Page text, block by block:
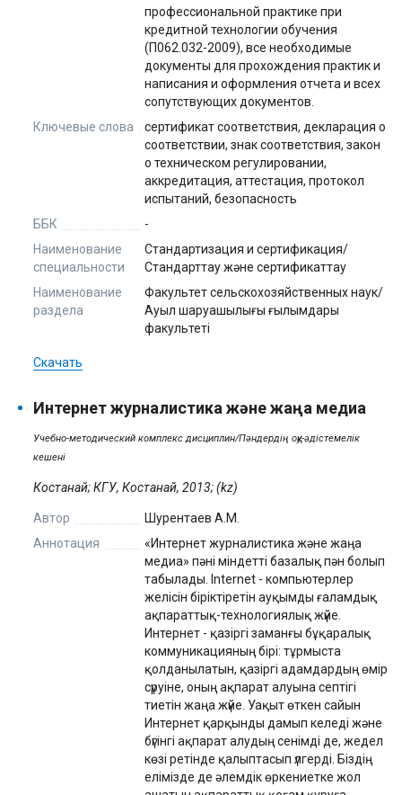
профессиональной практике при
кредитной технологии обучения
(П062.032-2009), все необходимые
документы для прохождения практик и
написания и оформления отчета и всех
сопутствующих документов.
Ключевые слова
сертификат соответствия, декларация о
соответствии, знак соответствия, закон
о техническом регулировании,
аккредитация, аттестация, протокол
испытаний, безопасность
ББК
-
Наименование
специальности
Стандартизация и сертификация/
Стандарттау және сертификаттау
Наименование
раздела
Факультет сельскохозяйственных наук/
Ауыл шаруашылығы ғылымдары
факультеті
Скачать
Интернет журналистика және жаңа медиа
Учебно-методический комплекс дисциплин/Пәндердің оқу-әдістемелік
кешені
Костанай; КГУ, Костанай, 2013; (kz)
Автор
Шурентаев А.М.
Аннотация
«Интернет журналистика және жаңа
медиа» пәні міндетті базалық пән болып
табылады. Internet - компьютерлер
желісін біріктіретін ауқымды ғаламдық
ақпараттық-технологиялық жүйе.
Интернет - қазіргі заманғы бұқаралық
коммуникацияның бірі: тұрмыста
қолданылатын, қазіргі адамдардың өмір
сүруіне, оның ақпарат алуына септігі
тиетін жаңа жүйе. Уақыт өткен сайын
Интернет қарқынды дамып келеді және
бүгінгі ақпарат алудың сенімді де, жедел
көзі ретінде қалыптасып үлгерді. Біздің
елімізде де әлемдік өркениетке жол